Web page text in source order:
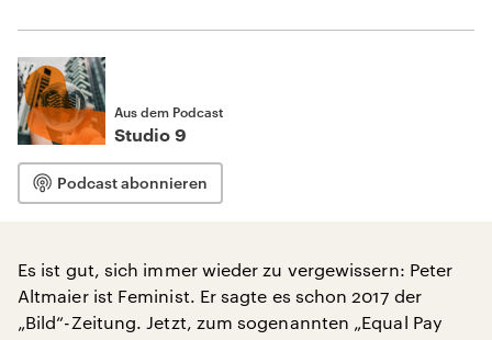
Aus dem Podcast
Studio 9
Podcast abonnieren
Es ist gut, sich immer wieder zu vergewissern: Peter
Altmaier ist Feminist. Er sagte es schon 2017 der
„Bild“-Zeitung. Jetzt, zum sogenannten „Equal Pay